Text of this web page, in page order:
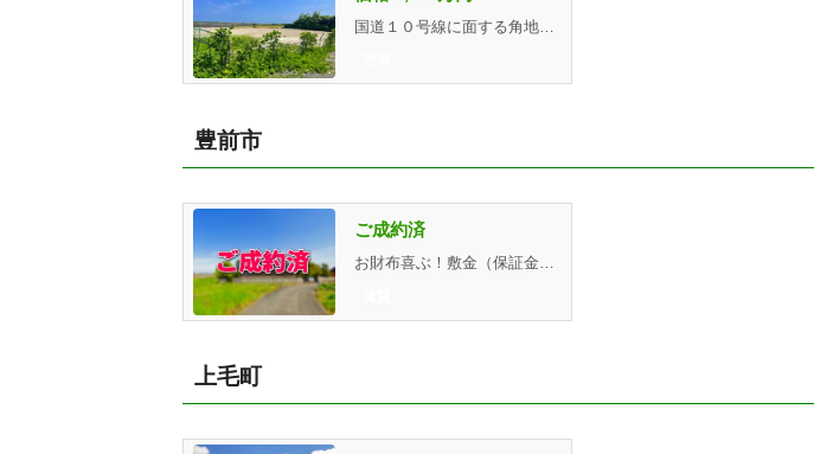
国道１０号線に面する角地♪視認性と集客率は良好です
豊前市
ご成約済
上毛町